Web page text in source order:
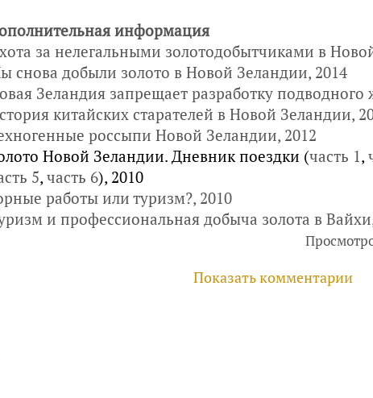
информация
за нелегальными золотодобытчиками в
снова добыли золото в Новой Зеландии, 2014
Зеландия запрещает разработку подводного
китайских старателей в Новой Зеландии,
россыпи Новой Зеландии, 2012
Новой Зеландии. Дневник поездки (часть 1,
5, часть 6), 2010
работы или туризм?, 2010
и профессиональная добыча золота в
Показать комментарии